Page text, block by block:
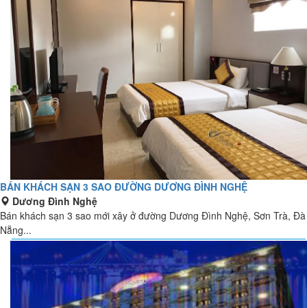
BÁN KHÁCH SẠN 3 SAO ĐƯỜNG DƯƠNG ĐÌNH NGHỆ
Dương Đình Nghệ
Bán khách sạn 3 sao mới xây ở đường Dương Đình Nghệ, Sơn Trà, Đà
Nẵng...